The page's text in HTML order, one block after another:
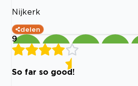
Nijkerk
delen
9
So far so good!